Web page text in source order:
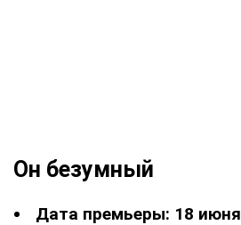
Он безумный
Дата премьеры: 18 июня